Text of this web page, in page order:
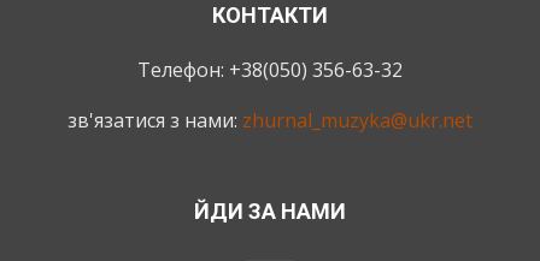
КОНТАКТИ
Телефон: +38(050) 356-63-32
зв'язатися з нами: zhurnal_muzyka@ukr.net
ЙДИ ЗА НАМИ